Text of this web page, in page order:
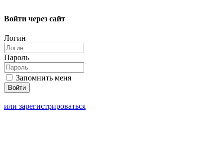
Войти через сайт
Логин
Пароль
Запомнить меня
или зарегистрироваться